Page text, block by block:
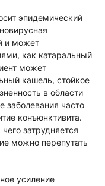
эпидемический
и может
как катаральный
может
кашель, стойкое
в области
заболевания часто
конъюнктивита.
затрудняется
можно перепутать
усиление